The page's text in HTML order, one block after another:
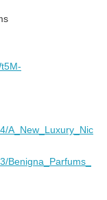
A_New_Luxury_Nic
Benigna_Parfums_